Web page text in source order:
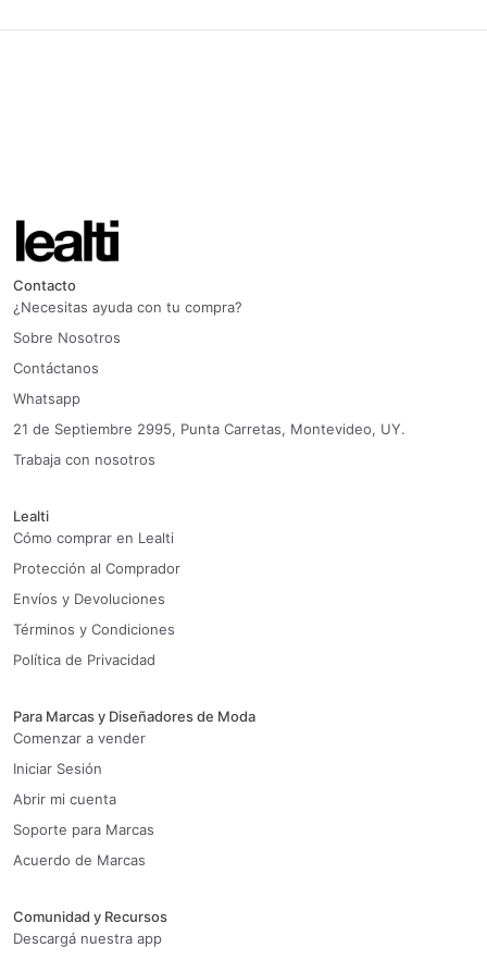
Contacto
¿Necesitas ayuda con tu compra?
Sobre Nosotros
Contáctanos
Whatsapp
21 de Septiembre 2995, Punta Carretas, Montevideo, UY.
Trabaja con nosotros
Lealti
Cómo comprar en Lealti
Protección al Comprador
Envíos y Devoluciones
Términos y Condiciones
Política de Privacidad
Para Marcas y Diseñadores de Moda
Comenzar a vender
Iniciar Sesión
Abrir mi cuenta
Soporte para Marcas
Acuerdo de Marcas
Comunidad y Recursos
Descargá nuestra app